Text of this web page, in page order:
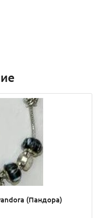
(Пандора)